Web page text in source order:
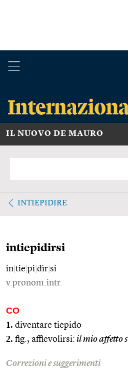
IL NUOVO DE MAURO
INTIEPIDIRE
intiepidirsi
in tie pi dìr si
v.pronom.intr.
CO
1. diventare tiepido
2. fig., affievolirsi: il mio affetto
Correzioni e suggerimenti